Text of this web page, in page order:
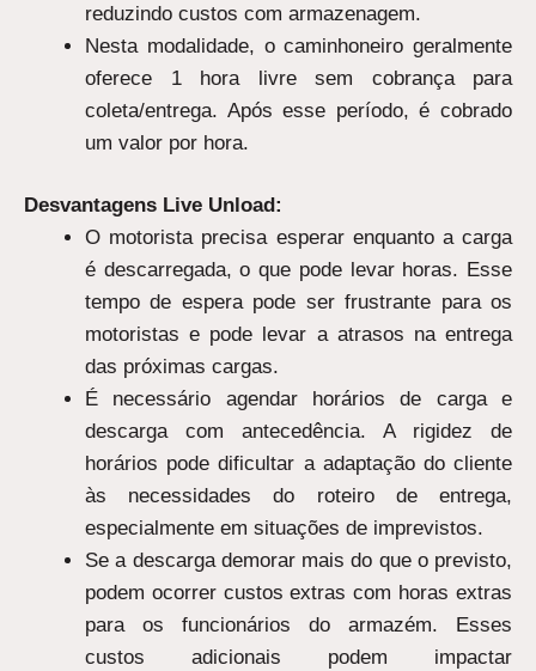
reduzindo custos com armazenagem.
Nesta modalidade, o caminhoneiro geralmente
oferece 1 hora livre sem cobrança para
coleta/entrega. Após esse período, é cobrado
um valor por hora.
Desvantagens Live Unload:
O motorista precisa esperar enquanto a carga
é descarregada, o que pode levar horas. Esse
tempo de espera pode ser frustrante para os
motoristas e pode levar a atrasos na entrega
das próximas cargas.
É necessário agendar horários de carga e
descarga com antecedência. A rigidez de
horários pode dificultar a adaptação do cliente
às necessidades do roteiro de entrega,
especialmente em situações de imprevistos.
Se a descarga demorar mais do que o previsto,
podem ocorrer custos extras com horas extras
para os funcionários do armazém. Esses
custos adicionais podem impactar